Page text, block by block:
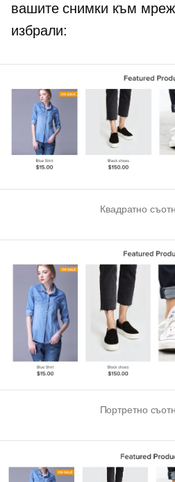
вашите снимки към
избрали:
Квадратно
Портретно